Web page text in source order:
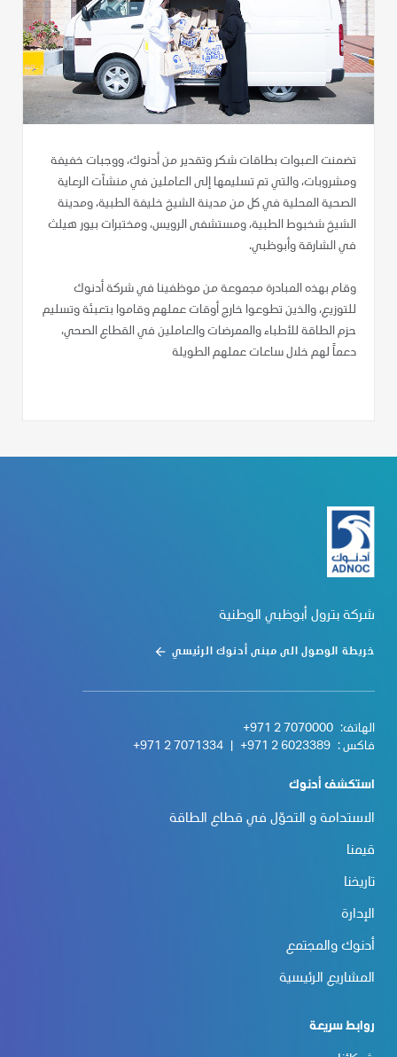
تضمنت العبوات بطاقات شكر وتقدير من أدنوك، ووجبات خفيفة
ومشروبات، والتي تم تسليمها إلى العاملين في منشآت الرعاية
الصحية المحلية في كل من مدينة الشيخ خليفة الطبية، ومدينة
الشيخ شخبوط الطبية، ومستشفى الرويس، ومختبرات بيور هيلث
في الشارقة وأبوظبي.
وقام بهذه المبادرة مجموعة من موظفينا في شركة أدنوك
للتوزيع، والذين تطوعوا خارج أوقات عملهم وقاموا بتعبئة وتسليم
حزم الطاقة للأطباء والممرضات والعاملين في القطاع الصحي،
دعماً لهم خلال ساعات عملهم الطويلة
شركة بترول أبوظبي الوطنية
خريطة الوصول الى مبنى أدنوك الرئيسي
الهاتف: +971 2 7070000
فاكس : +971 2 6023389
+971 2 7071334
استكشف أدنوك
الاستدامة و التحوّل في قطاع الطاقة
قيمنا
تاريخنا
الإدارة
أدنوك والمجتمع
المشاريع الرئيسية
روابط سريعة